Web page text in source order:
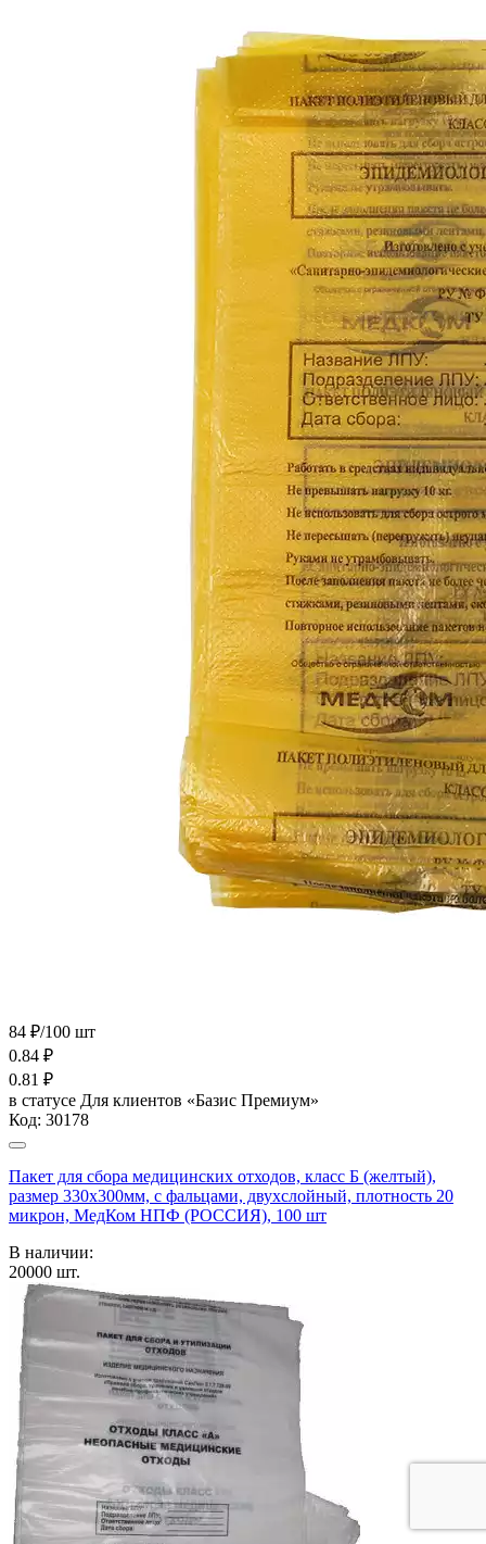
84 ₽/100 шт
0.84 ₽
0.81 ₽
в статусе Для клиентов «Базис Премиум»
Код: 30178
Пакет для сбора медицинских отходов, класс Б (желтый),
размер 330х300мм, с фальцами, двухслойный, плотность 20
микрон, МедКом НПФ (РОССИЯ), 100 шт
В наличии:
20000 шт.